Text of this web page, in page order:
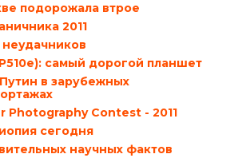
подорожала втрое
2011
неудачников
самый дорогой планшет
в зарубежных
Photography Contest - 2011
сегодня
научных фактов